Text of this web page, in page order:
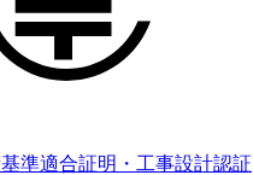
準適合証明・工事設計認証